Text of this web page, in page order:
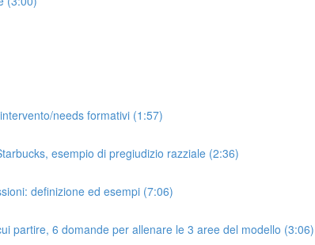
needs formativi (1:57)
esempio di pregiudizio razziale (2:36)
definizione ed esempi (7:06)
partire, 6 domande per allenare le 3 aree del modello (3:06)